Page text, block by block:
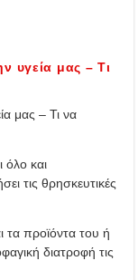
υγεία μας – Τι
μας – Τι να
όλο και
τις θρησκευτικές
τα προϊόντα του ή
διατροφή τις